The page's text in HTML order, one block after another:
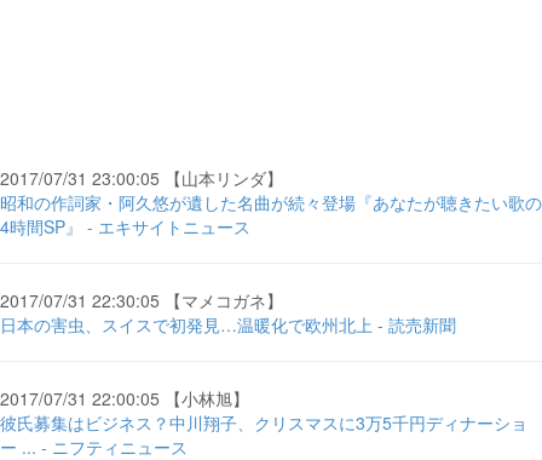
2017/07/31 23:00:05 【山本リンダ】
昭和の作詞家・阿久悠が遺した名曲が続々登場『あなたが聴きたい歌の
4時間SP』 - エキサイトニュース
2017/07/31 22:30:05 【マメコガネ】
日本の害虫、スイスで初発見…温暖化で欧州北上 - 読売新聞
2017/07/31 22:00:05 【小林旭】
彼氏募集はビジネス？中川翔子、クリスマスに3万5千円ディナーショ
ー ... - ニフティニュース